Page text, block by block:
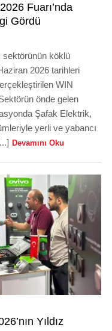
Fuarı’nda
Gördü
sektörünün köklü
2026 tarihleri
WIN
önde gelen
Şafak Elektrik,
yerli ve yabancı
Devamını Oku
Yıldız